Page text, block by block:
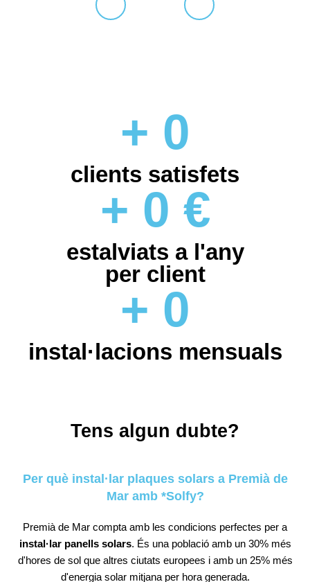
+ 0
clients satisfets
+ 0 €
estalviats a l'any
per client
+ 0
instal·lacions mensuals
Tens algun dubte?
Per què instal·lar plaques solars a Premià de
Mar amb *Solfy?
Premià de Mar compta amb les condicions perfectes per a
instal·lar panells solars. És una població amb un 30% més
d'hores de sol que altres ciutats europees i amb un 25% més
d'energia solar mitjana per hora generada.